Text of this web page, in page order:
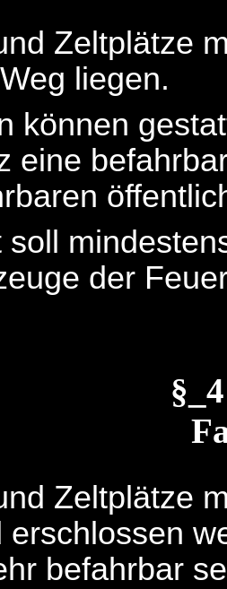
Zeltplätze
liegen.
können
eine
soll
der
Zeltplätze
erschlossen
befahrbar